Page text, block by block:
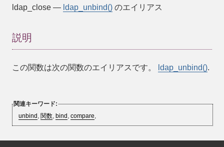
ldap_close — ldap_unbind() のエイリアス
説明
この関数は次の関数のエイリアスです。 ldap_unbind().
関連キーワード:
unbind , 関数, bind , compare,